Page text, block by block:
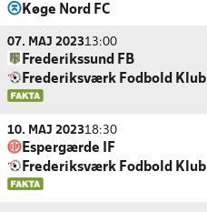
Køge Nord FC
07. MAJ 202313:00
Frederikssund FB
Frederiksværk Fodbold Klub
10. MAJ 202318:30
Espergærde IF
Frederiksværk Fodbold Klub